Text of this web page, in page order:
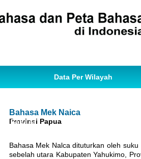
Data Per Wilayah
Bahasa
Bahasa Mek Naica
Provinsi Papua
Bahasa Mek Nalca dituturkan oleh
sebelah utara Kabupaten Yahukimo,